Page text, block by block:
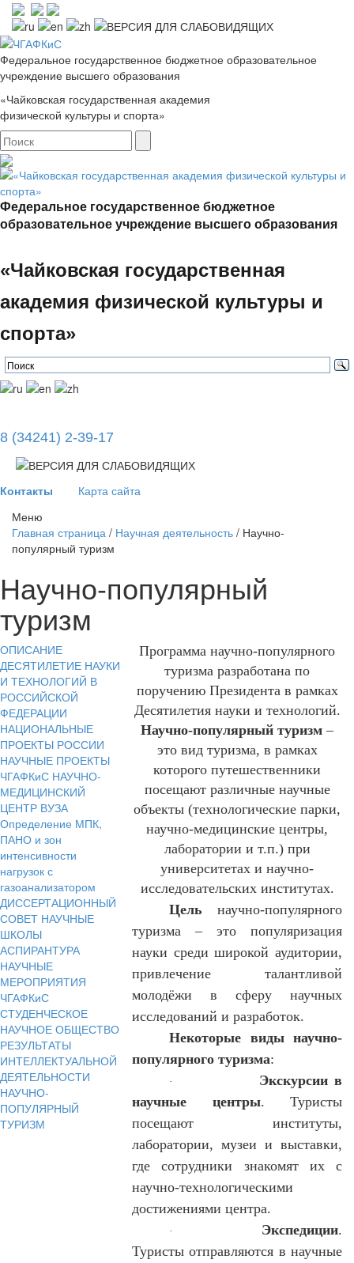
Федеральное государственное бюджетное образовательное
учреждение высшего образования
«Чайковская государственная академия
физической культуры и спорта»
Федеральное государственное бюджетное
образовательное учреждение высшего образования
«Чайковская государственная
академия физической культуры и
спорта»
8 (34241) 2-39-17
Контакты Карта сайта
Меню
Главная страница / Научная деятельность / Научно-
популярный туризм
Научно-популярный
туризм
ОПИСАНИЕ
ДЕСЯТИЛЕТИЕ НАУКИ
И ТЕХНОЛОГИЙ В
РОССИЙСКОЙ
ФЕДЕРАЦИИ
НАЦИОНАЛЬНЫЕ
ПРОЕКТЫ РОССИИ
НАУЧНЫЕ ПРОЕКТЫ
ЧГАФКиС НАУЧНО-
МЕДИЦИНСКИЙ
ЦЕНТР ВУЗА
Определение МПК,
ПАНО и зон
интенсивности
нагрузок с
газоанализатором
ДИССЕРТАЦИОННЫЙ
СОВЕТ НАУЧНЫЕ
ШКОЛЫ
АСПИРАНТУРА
НАУЧНЫЕ
МЕРОПРИЯТИЯ
ЧГАФКиС
СТУДЕНЧЕСКОЕ
НАУЧНОЕ ОБЩЕСТВО
РЕЗУЛЬТАТЫ
ИНТЕЛЛЕКТУАЛЬНОЙ
ДЕЯТЕЛЬНОСТИ
НАУЧНО-
ПОПУЛЯРНЫЙ
ТУРИЗМ
Программа научно-популярного
туризма разработана по
поручению Президента в рамках
Десятилетия науки и технологий.
Научно-популярный туризм –
это вид туризма, в рамках
которого путешественники
посещают различные научные
объекты (технологические парки,
научно-медицинские центры,
лаборатории и т.п.) при
университетах и научно-
исследовательских институтах.
Цель научно-популярного
туризма – это популяризация
науки среди широкой аудитории,
привлечение талантливой
молодёжи в сферу научных
исследований и разработок.
Некоторые виды научно-
популярного туризма:
·
Экскурсии в
научные центры. Туристы
посещают институты,
лаборатории, музеи и выставки,
где сотрудники знакомят их с
научно-технологическими
достижениями центра.
· Экспедиции.
Туристы отправляются в научные